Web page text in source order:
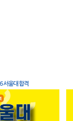
서울대 합격